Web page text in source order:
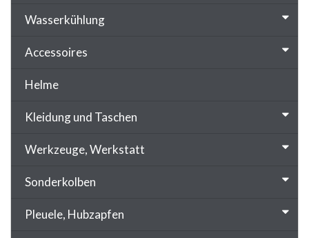
Wasserkühlung
Accessoires
Helme
Kleidung und Taschen
Werkzeuge, Werkstatt
Sonderkolben
Pleuele, Hubzapfen